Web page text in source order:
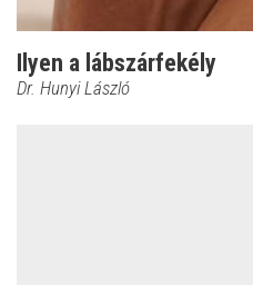
Ilyen a lábszárfekély
Dr. Hunyi László